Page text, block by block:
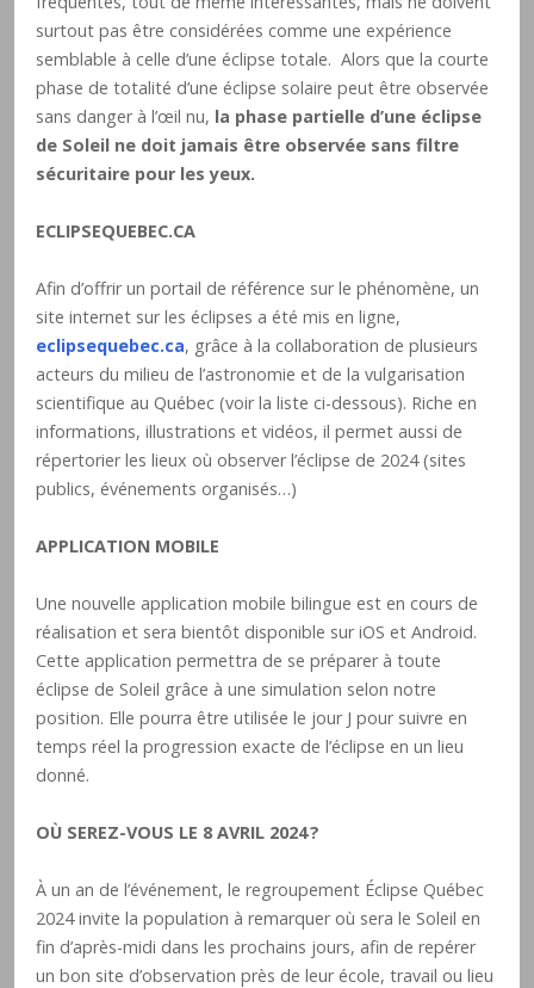
surtout pas être considérées comme une expérience
semblable à celle d’une éclipse totale. Alors que la courte
phase de totalité d’une éclipse solaire peut être observée
sans danger à l’œil nu, la phase partielle d’une éclipse
de Soleil ne doit jamais être observée sans filtre
sécuritaire pour les yeux.
ECLIPSEQUEBEC.CA
Afin d’offrir un portail de référence sur le phénomène, un
site internet sur les éclipses a été mis en ligne,
eclipsequebec.ca, grâce à la collaboration de plusieurs
acteurs du milieu de l’astronomie et de la vulgarisation
scientifique au Québec (voir la liste ci-dessous). Riche en
informations, illustrations et vidéos, il permet aussi de
répertorier les lieux où observer l’éclipse de 2024 (sites
publics, événements organisés…)
APPLICATION MOBILE
Une nouvelle application mobile bilingue est en cours de
réalisation et sera bientôt disponible sur iOS et Android.
Cette application permettra de se préparer à toute
éclipse de Soleil grâce à une simulation selon notre
position. Elle pourra être utilisée le jour J pour suivre en
temps réel la progression exacte de l’éclipse en un lieu
donné.
OÙ SEREZ-VOUS LE 8 AVRIL 2024 ?
À un an de l’événement, le regroupement Éclipse Québec
2024 invite la population à remarquer où sera le Soleil en
fin d’après-midi dans les prochains jours, afin de repérer
un bon site d’observation près de leur école, travail ou lieu